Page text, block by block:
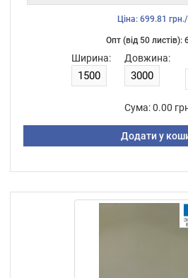
Ціна: 699.81
Опт (від 50 листiв):
Ширина: Довжина:
Сума: 0.00
Додати у